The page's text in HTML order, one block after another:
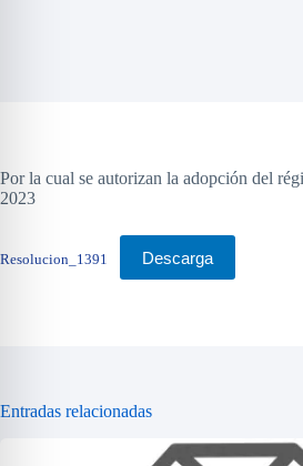
Por la cual se autorizan la adopción del
2023
Resolucion_1391 Descarga
Entradas relacionadas